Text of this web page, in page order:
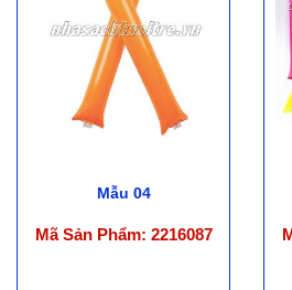
Mẫu 04
Mã Sản Phẩm: 2216087